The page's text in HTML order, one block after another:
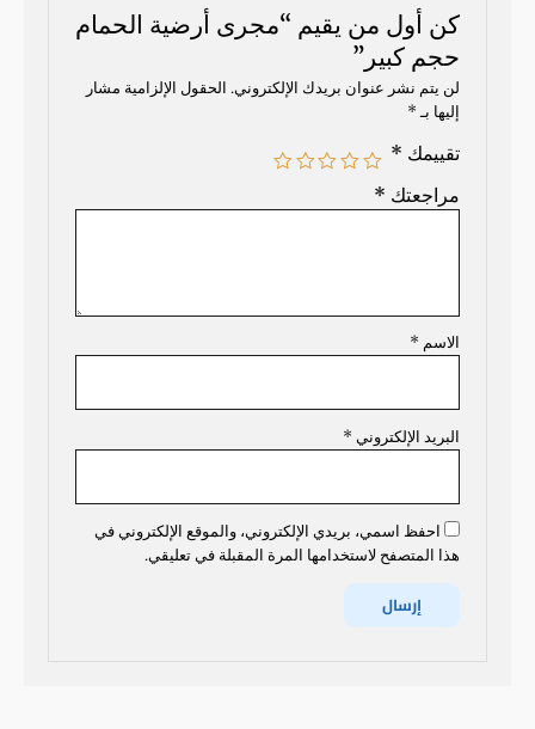
كن أول من يقيم “مجرى أرضية الحمام
حجم كبير”
لن يتم نشر عنوان بريدك الإلكتروني. الحقول الإلزامية مشار
إليها بـ*
تقييمك *
مراجعتك *
الاسم *
البريد الإلكتروني *
احفظ اسمي، بريدي الإلكتروني، والموقع الإلكتروني في
هذا المتصفح لاستخدامها المرة المقبلة في تعليقي.